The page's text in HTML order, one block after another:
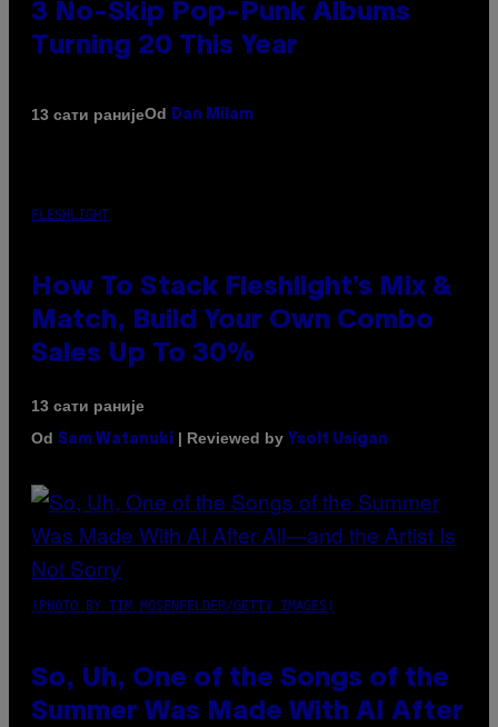
3 No-Skip Pop-Punk Albums
Turning 20 This Year
13 сати ранијеOd Dan Milam
FLESHLIGHT
How To Stack Fleshlight’s Mix &
Match, Build Your Own Combo
Sales Up To 30%
13 сати раније
Od Sam Watanuki | Reviewed by Ysolt Usigan
(PHOTO BY TIM MOSENFELDER/GETTY IMAGES)
So, Uh, One of the Songs of the
Summer Was Made With AI After